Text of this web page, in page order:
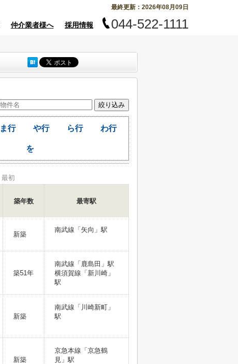
最終更新：2026年08月09日
仲介業者様へ 採用情報 044-522-1111
ま行 や行 ら行 わ行
を
最初
築年数 最寄駅
新築
南武線「矢向」駅
築51年
南武線「鹿島田」駅
横須賀線「新川崎」
駅
新築
南武線「川崎新町」
駅
新築
京急本線「京急鶴
見」駅